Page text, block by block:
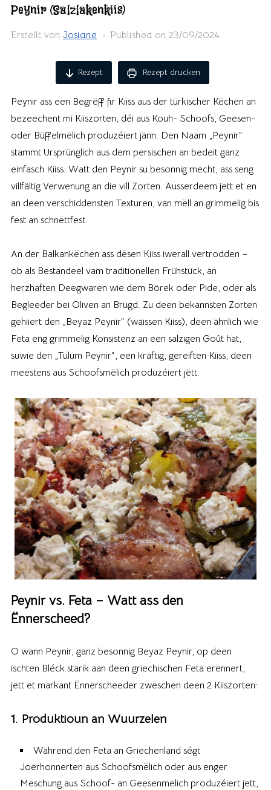
Peynir (Salzlakenkiis)
Erstellt von Josiane Published on 23/09/2024
Rezept Rezept drucken
Peynir ass een Begrëff fir Kiiss aus der türkischer Këchen an
bezeechent mi Kiiszorten, déi aus Kouh- Schoofs, Geesen-
oder Büffelmëlich produzéiert jänn. Den Naam „Peynir“
stammt Ursprünglich aus dem persischen an bedeit ganz
einfasch Kiiss. Watt den Peynir su besonnig mëcht, ass seng
villfältig Verwenung an die vill Zorten. Ausserdeem jëtt et en
an deen verschiddensten Texturen, van mëll an grimmelig bis
fest an schnëttfest.
An der Balkankëchen ass dësen Kiiss iwerall vertrodden –
ob als Bestandeel vam traditionellen Frühstück, an
herzhaften Deegwaren wie dem Börek oder Pide, oder als
Begleeder bei Oliven an Brugd. Zu deen bekannsten Zorten
gehiiert den „Beyaz Peynir“ (wäissen Kiiss), deen ähnlich wie
Feta eng grimmelig Konsistenz an een salzigen Goût hat,
suwie den „Tulum Peynir“, een kräftig, gereiften Kiiss, deen
meestens aus Schoofsmëlich produzéiert jëtt.
Peynir vs. Feta – Watt ass den
Ënnerscheed?
O wann Peynir, ganz besonnig Beyaz Peynir, op deen
ischten Bléck starik aan deen griechischen Feta erënnert,
jëtt et markant Ënnerscheeder zwëschen deen 2 Kiiszorten:
1. Produktioun an Wuurzelen
Während den Feta an Griechenland ségt
Joerhonnerten aus Schoofsmëlich oder aus enger
Mëschung aus Schoof- an Geesenmëlich produzéiert jëtt,